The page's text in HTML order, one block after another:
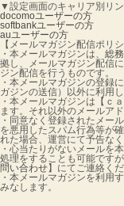
▼設定画面のキャリア別リ
docomoユーザーの方
softbankユーザーの方
auユーザーの方
【メールマガジン配信ポリシ
・本メールマガジンは、 総
拠し、メールマガジン配信
ジン配信を行うものです。
・本メールマガジンの登録
ガジンの送信）以外に利用し
・本メールマガジンは【ｃ
ます。それ以外のメールア
・同意なく登録されたメー
を悪用したスパム行為等が
れた場合、運営にて予告な
・心当たりがないメールを
処理をすることも可能です
問い合わせ】にてご連絡くだ
・本メールマガジンを利用
みなします。